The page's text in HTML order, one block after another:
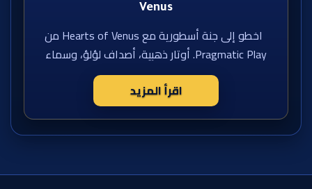
Venus
اخطو إلى جنة أسطورية مع Hearts of Venus من
Pragmatic Play. أوتار ذهبية، أصداف لؤلؤ، وسماء
اقرأ المزيد